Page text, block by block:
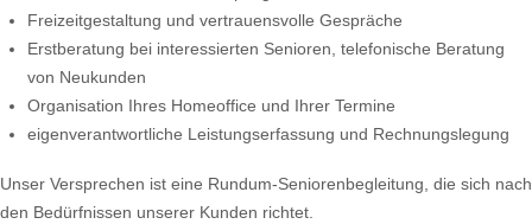
Freizeitgestaltung und vertrauensvolle Gespräche
Erstberatung bei interessierten Senioren, telefonische Beratung
von Neukunden
Organisation Ihres Homeoffice und Ihrer Termine
eigenverantwortliche Leistungserfassung und Rechnungslegung
Unser Versprechen ist eine Rundum-Seniorenbegleitung, die sich nach
den Bedürfnissen unserer Kunden richtet.